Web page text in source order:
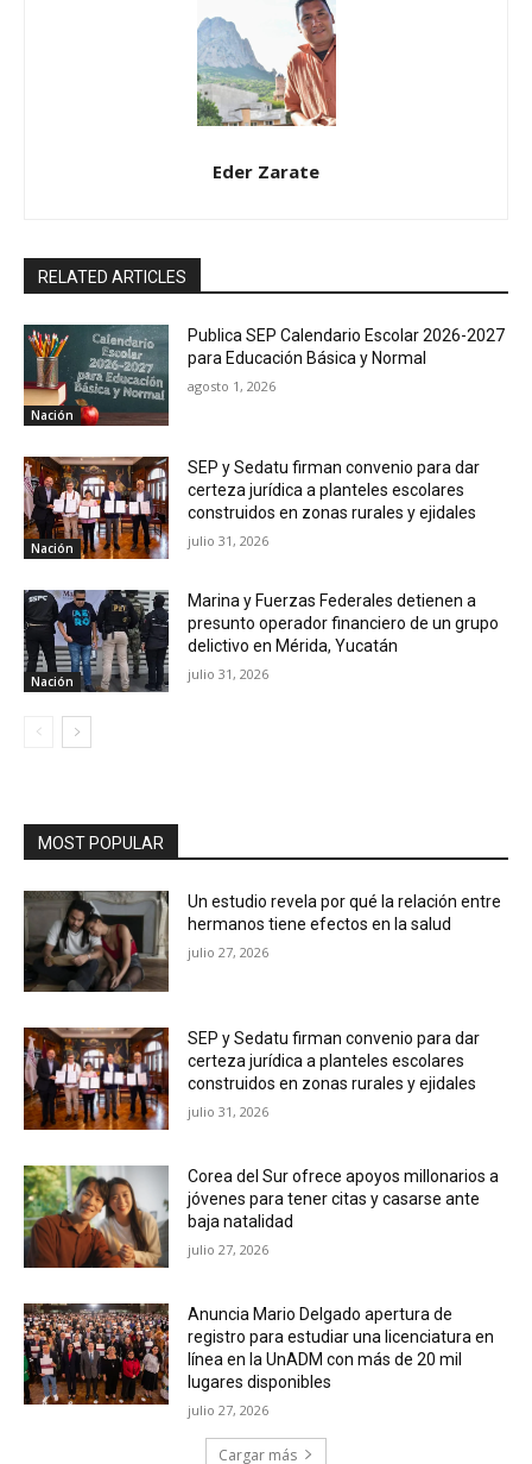
Eder Zarate
RELATED ARTICLES
Nación
Publica SEP Calendario Escolar 2026-2027
para Educación Básica y Normal
agosto 1, 2026
Nación
SEP y Sedatu firman convenio para dar
certeza jurídica a planteles escolares
construidos en zonas rurales y ejidales
julio 31, 2026
Nación
Marina y Fuerzas Federales detienen a
presunto operador financiero de un grupo
delictivo en Mérida, Yucatán
julio 31, 2026
MOST POPULAR
Un estudio revela por qué la relación entre
hermanos tiene efectos en la salud
julio 27, 2026
SEP y Sedatu firman convenio para dar
certeza jurídica a planteles escolares
construidos en zonas rurales y ejidales
julio 31, 2026
Corea del Sur ofrece apoyos millonarios a
jóvenes para tener citas y casarse ante
baja natalidad
julio 27, 2026
Anuncia Mario Delgado apertura de
registro para estudiar una licenciatura en
línea en la UnADM con más de 20 mil
lugares disponibles
julio 27, 2026
Cargar más